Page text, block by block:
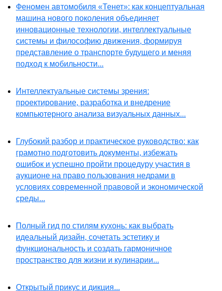
Феномен автомобиля «Тенет»: как концептуальная
машина нового поколения объединяет
инновационные технологии, интеллектуальные
системы и философию движения, формируя
представление о транспорте будущего и меняя
подход к мобильности...
Интеллектуальные системы зрения:
проектирование, разработка и внедрение
компьютерного анализа визуальных данных...
Глубокий разбор и практическое руководство: как
грамотно подготовить документы, избежать
ошибок и успешно пройти процедуру участия в
аукционе на право пользования недрами в
условиях современной правовой и экономической
среды...
Полный гид по стилям кухонь: как выбрать
идеальный дизайн, сочетать эстетику и
функциональность и создать гармоничное
пространство для жизни и кулинарии...
Открытый прикус и дикция...